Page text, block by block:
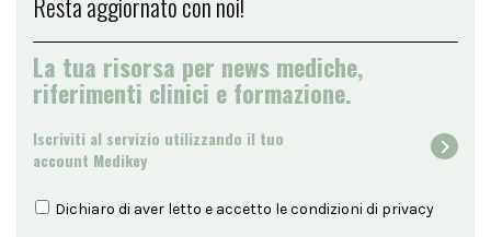
La tua risorsa per news mediche,
riferimenti clinici e formazione.
Iscriviti al servizio utilizzando il tuo
account Medikey
Dichiaro di aver letto e accetto le condizioni di privacy